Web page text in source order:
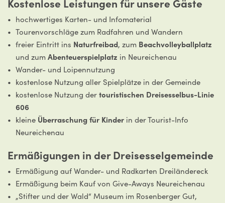
Kostenlose Leistungen für unsere Gäste
hochwertiges Karten- und Infomaterial
Tourenvorschläge zum Radfahren und Wandern
freier Eintritt ins Naturfreibad, zum Beachvolleyballplatz
und zum Abenteuerspielplatz in Neureichenau
Wander- und Loipennutzung
kostenlose Nutzung aller Spielplätze in der Gemeinde
kostenlose Nutzung der touristischen Dreisesselbus-Linie
606
kleine Überraschung für Kinder in der Tourist-Info
Neureichenau
Ermäßigungen in der Dreisesselgemeinde
Ermäßigung auf Wander- und Radkarten Dreiländereck
Ermäßigung beim Kauf von Give-Aways Neureichenau
„Stifter und der Wald“ Museum im Rosenberger Gut,